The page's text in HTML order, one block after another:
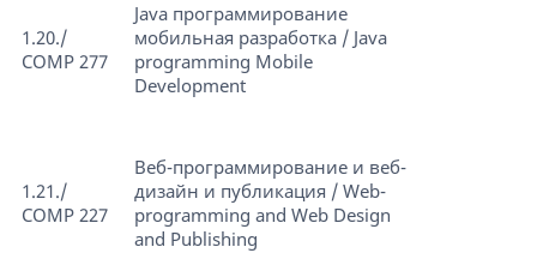
1.20./
COMP 277
Java программирование
мобильная разработка / Java
programming Mobile
Development
1.21./
COMP 227
Веб-программирование и веб-
дизайн и публикация / Web-
programming and Web Design
and Publishing